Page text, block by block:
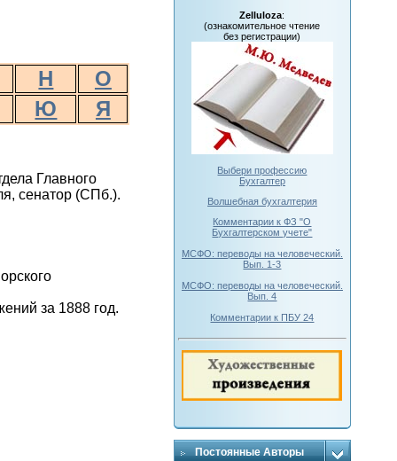
Н
О
Ю Я
Главного
сенатор (СПб.).
за 1888 год.
Zelluloza:
(ознакомительное чтение
без регистрации)
Выбери профессию
Бухгалтер
Волшебная бухгалтерия
Комментарии к ФЗ "О
Бухгалтерском учете"
МСФО: переводы на человеческий.
Вып. 1-3
МСФО: переводы на человеческий.
Вып. 4
Комментарии к ПБУ 24
Постоянные Авторы